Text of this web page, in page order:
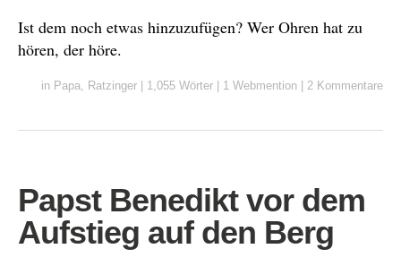
Ist dem noch etwas hinzuzufügen? Wer Ohren hat zu
hören, der höre.
in Papa, Ratzinger 1,055 Wörter 1 Webmention 2 Kommentare
Papst Benedikt vor dem
Aufstieg auf den Berg